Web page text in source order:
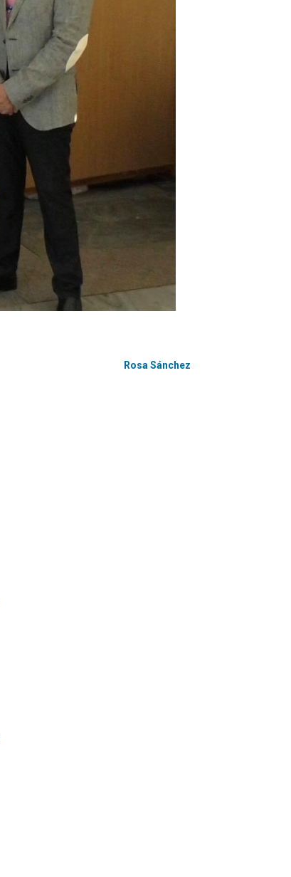
Rosa Sánchez